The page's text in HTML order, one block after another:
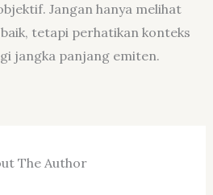
Jangan hanya melihat
tetapi perhatikan konteks
jangka panjang emiten.
The Author